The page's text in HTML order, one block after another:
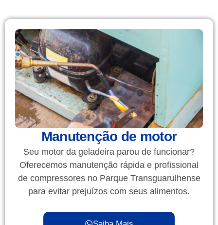
Manutenção de motor
Seu motor da geladeira parou de funcionar?
Oferecemos manutenção rápida e profissional
de compressores no Parque Transguarulhense
para evitar prejuízos com seus alimentos.